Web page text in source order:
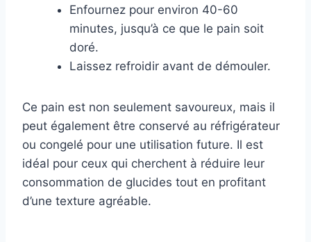
Enfournez pour environ 40-60
minutes, jusqu’à ce que le pain soit
doré.
Laissez refroidir avant de démouler.
Ce pain est non seulement savoureux, mais il
peut également être conservé au réfrigérateur
ou congelé pour une utilisation future. Il est
idéal pour ceux qui cherchent à réduire leur
consommation de glucides tout en profitant
d’une texture agréable.